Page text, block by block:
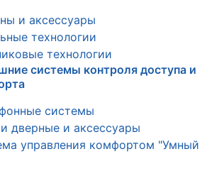
и аксессуары
технологии
технологии
системы контроля доступа и
системы
дверные и аксессуары
управления комфортом "Умный